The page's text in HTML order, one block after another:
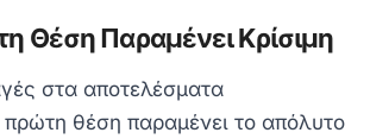
Θέση Παραμένει Κρίσιμη
στα αποτελέσματα
θέση παραμένει το απόλυτο